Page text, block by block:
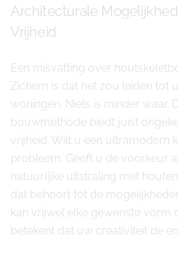
Architecturale
Vrijheid
Een misvatting over
Zichem is dat het zou leiden tot
woningen. Niets is minder waar.
bouwmethode biedt juist
vrijheid. Wilt u een ultramodern
probleem. Geeft u de voorkeur
natuurlijke uitstraling met
dat behoort tot de
kan vrijwel elke gewenste vorm
betekent dat uw creativiteit de